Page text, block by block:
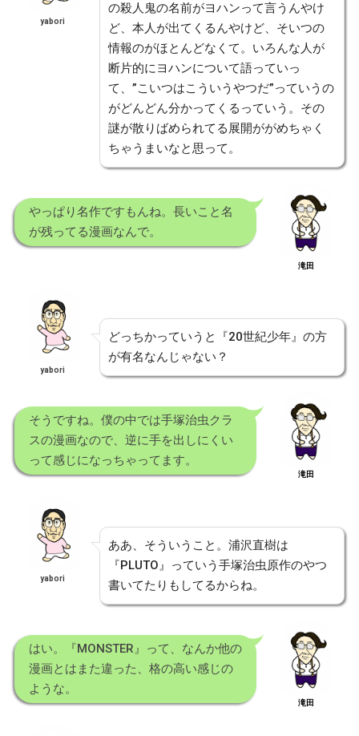
yabori
の殺人鬼の名前がヨハンって言うんやけ
ど、本人が出てくるんやけど、そいつの
情報のがほとんどなくて。いろんな人が
断片的にヨハンについて語っていっ
て、”こいつはこういうやつだ”っていうの
がどんどん分かってくるっていう。その
謎が散りばめられてる展開ががめちゃく
ちゃうまいなと思って。
やっぱり名作ですもんね。長いこと名
が残ってる漫画なんで。
滝田
yabori
どっちかっていうと『20世紀少年』の方
が有名なんじゃない？
そうですね。僕の中では手塚治虫クラ
スの漫画なので、逆に手を出しにくい
って感じになっちゃってます。
滝田
yabori
ああ、そういうこと。浦沢直樹は
『PLUTO』っていう手塚治虫原作のやつ
書いてたりもしてるからね。
はい。『MONSTER』って、なんか他の
漫画とはまた違った、格の高い感じの
ような。
滝田